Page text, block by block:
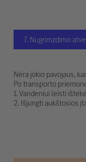
7. Nugrimzdimo
Nėra jokio pavojaus,
Po transporto
1. Vandeniui leisti
2. Išjungti aukštosios